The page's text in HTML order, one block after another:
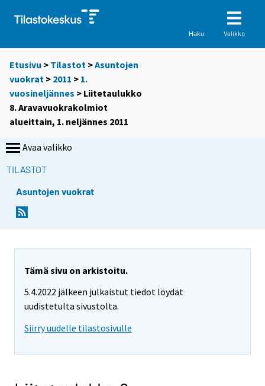
Haku Valikko
Etusivu > Tilastot >Asuntojen
vuokrat > 2011 > 1.
vuosineljännes > Liitetaulukko
8. Aravavuokrakolmiot
alueittain, 1. neljännes 2011
Avaa valikko
TILASTOT
Asuntojen vuokrat
Tämä sivu on arkistoitu.
5.4.2022 jälkeen julkaistut tiedot löydät
uudistetulta sivustolta.
Siirry uudelle tilastosivulle